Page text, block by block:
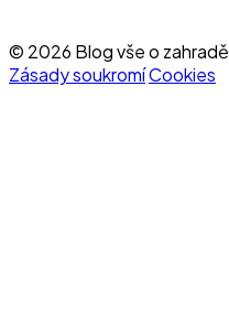
© 2026 Blog vše o zahradě
Zásady soukromíCookies